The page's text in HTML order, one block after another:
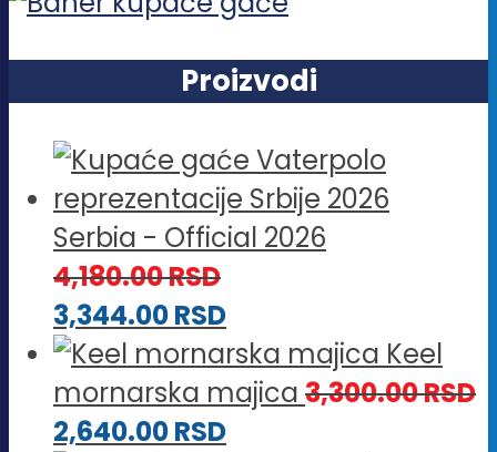
Proizvodi
Serbia - Official 2026
4,180.00RSD
3,344.00RSD
Keel
mornarska majica 3,300.00RSD
2,640.00RSD